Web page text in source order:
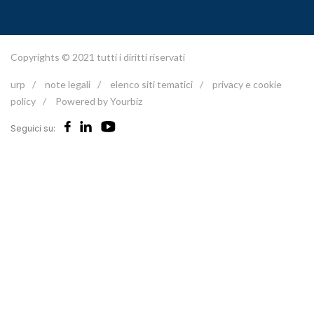
Copyrights © 2021 tutti i diritti riservati
urp / note legali / elenco siti tematici /
privacy e cookie
policy / Powered by Yourbiz
Seguici su: